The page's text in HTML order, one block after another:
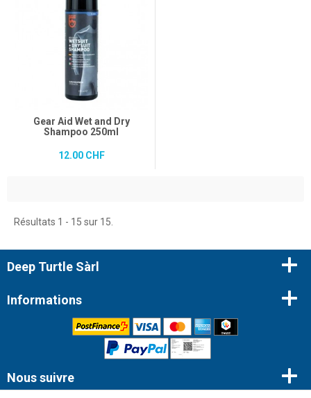
Gear Aid Wet and Dry
Shampoo 250ml
12.00 CHF
Résultats 1 - 15 sur 15.
Deep Turtle Sàrl
Informations
Nous suivre